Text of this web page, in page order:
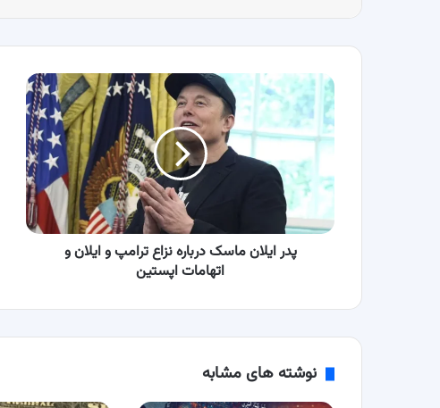
پدر
ایلان
ماسک
درباره
ترامپ
و
ایلان
و
پدر ایلان ماسک درباره نزاع ترامپ و ایلان و
اتهامات اپستین
نوشته های مشابه